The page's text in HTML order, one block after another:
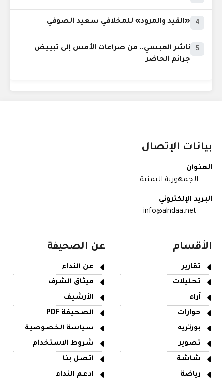
4 «القيد والمرود» للمخلافي سعيد الصوفي
5
ناشر العبسي.. من صراعات الأمس إلى تبييض
جرائم الحاضر
بيانات الإتصال
العنوان
الجمهورية اليمنية
البريد الإلكتروني
info@alndaa.net
الأقسام
تقارير
تحليلات
آراء
حوارات
بورتريه
تصوير
شاشة
رياضة
عن الصحيفة
عن النداء
ميثاق الشرف
الأرشيف
الصحيفة PDF
سياسة الخصوصية
شروط الاستخدام
اتصل بنا
ادعم النداء